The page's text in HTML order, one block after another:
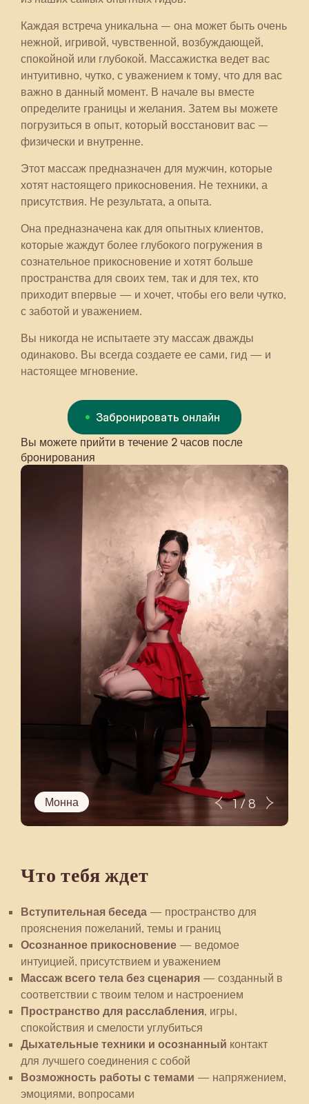
Монна 1 / 8
Что тебя ждет
Вступительная беседа — пространство для
прояснения пожеланий, темы и границ
Осознанное прикосновение — ведомое
интуицией, присутствием и уважением
Массаж всего тела без сценария — созданный в
соответствии с твоим телом и настроением
Пространство для расслабления, игры,
спокойствия и смелости углубиться
Дыхательные техники и осознанный контакт
для лучшего соединения с собой
Возможность работы с темами — напряжением,
эмоциями, вопросами
Каждая встреча уникальна – она может быть очень
нежной, игривой, чувственной, возбуждающей,
спокойной или глубокой. Массажистка ведет вас
интуитивно, чутко, с уважением к тому, что для вас
важно в данный момент. В начале вы вместе
определите границы и желания. Затем вы можете
погрузиться в опыт, который восстановит вас –
физически и внутренне.
Этот массаж предназначен для мужчин, которые
хотят настоящего прикосновения. Не техники, а
присутствия. Не результата, а опыта.
Она предназначена как для опытных клиентов,
которые жаждут более глубокого погружения в
сознательное прикосновение и хотят больше
пространства для своих тем, так и для тех, кто
приходит впервые — и хочет, чтобы его вели чутко,
с заботой и уважением.
Вы никогда не испытаете эту массаж дважды
одинаково. Вы всегда создаете ее сами, гид — и
настоящее мгновение.
Забронировать онлайн
Вы можете прийти в течение 2 часов после
бронирования